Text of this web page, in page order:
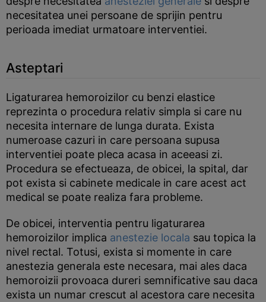
necesitatea unei persoane de sprijin pentru
perioada imediat urmatoare interventiei.
Asteptari
Ligaturarea hemoroizilor cu benzi elastice
reprezinta o procedura relativ simpla si care nu
necesita internare de lunga durata. Exista
numeroase cazuri in care persoana supusa
interventiei poate pleca acasa in aceeasi zi.
Procedura se efectueaza, de obicei, la spital, dar
pot exista si cabinete medicale in care acest act
medical se poate realiza fara probleme.
De obicei, interventia pentru ligaturarea
hemoroizilor implica anestezie locala sau topica la
nivel rectal. Totusi, exista si momente in care
anestezia generala este necesara, mai ales daca
hemoroizii provoaca dureri semnificative sau daca
exista un numar crescut al acestora care necesita